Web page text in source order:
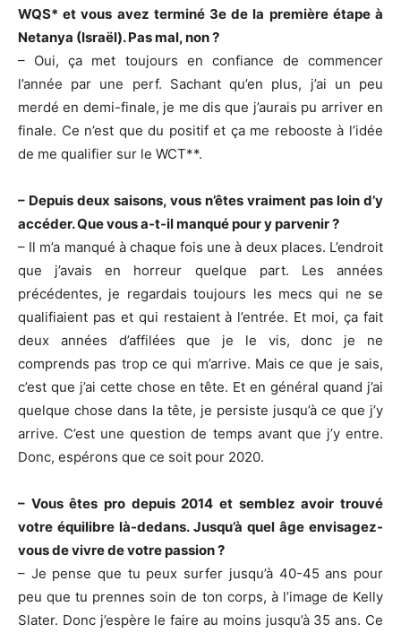
WQS* et vous avez terminé 3e de la première étape à
Netanya (Israël). Pas mal, non ?
– Oui, ça met toujours en confiance de commencer
l’année par une perf. Sachant qu’en plus, j’ai un peu
merdé en demi-finale, je me dis que j’aurais pu arriver en
finale. Ce n’est que du positif et ça me rebooste à l’idée
de me qualifier sur le WCT**.
– Depuis deux saisons, vous n’êtes vraiment pas loin d’y
accéder. Que vous a-t-il manqué pour y parvenir ?
– Il m’a manqué à chaque fois une à deux places. L’endroit
que j’avais en horreur quelque part. Les années
précédentes, je regardais toujours les mecs qui ne se
qualifiaient pas et qui restaient à l’entrée. Et moi, ça fait
deux années d’affilées que je le vis, donc je ne
comprends pas trop ce qui m’arrive. Mais ce que je sais,
c’est que j’ai cette chose en tête. Et en général quand j’ai
quelque chose dans la tête, je persiste jusqu’à ce que j’y
arrive. C’est une question de temps avant que j’y entre.
Donc, espérons que ce soit pour 2020.
– Vous êtes pro depuis 2014 et semblez avoir trouvé
votre équilibre là-dedans. Jusqu’à quel âge envisagez-
vous de vivre de votre passion ?
– Je pense que tu peux surfer jusqu’à 40-45 ans pour
peu que tu prennes soin de ton corps, à l’image de Kelly
Slater. Donc j’espère le faire au moins jusqu’à 35 ans. Ce